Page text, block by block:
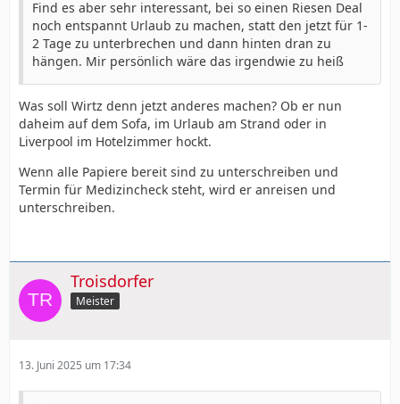
Find es aber sehr interessant, bei so einen Riesen Deal
noch entspannt Urlaub zu machen, statt den jetzt für 1-
2 Tage zu unterbrechen und dann hinten dran zu
hängen. Mir persönlich wäre das irgendwie zu heiß
Was soll Wirtz denn jetzt anderes machen? Ob er nun
daheim auf dem Sofa, im Urlaub am Strand oder in
Liverpool im Hotelzimmer hockt.
Wenn alle Papiere bereit sind zu unterschreiben und
Termin für Medizincheck steht, wird er anreisen und
unterschreiben.
Troisdorfer
Meister
13. Juni 2025 um 17:34